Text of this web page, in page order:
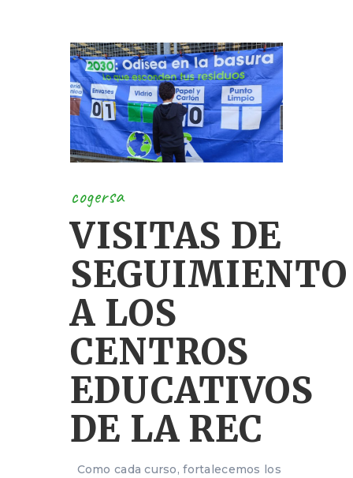
cogersa
VISITAS DE
SEGUIMIENTO
A LOS
CENTROS
EDUCATIVOS
DE LA REC
Como cada curso, fortalecemos los